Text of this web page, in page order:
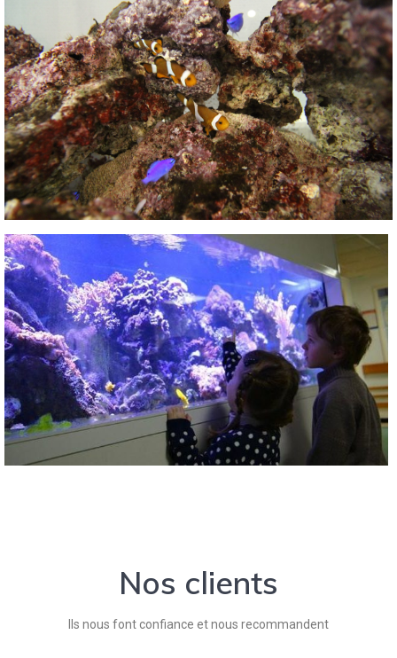
Nos clients
Ils nous font confiance et nous recommandent